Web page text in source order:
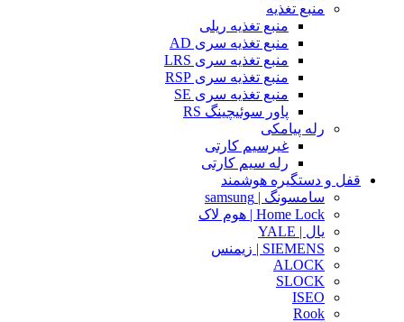
منبع تغذیه
منبع تغذیه ریلی
منبع تغذیه سری AD
منبع تغذیه سری LRS
منبع تغذیه سری RSP
منبع تغذیه سری SE
پاور سوئیچینگ RS
رله پیامکی
غیرسیم کارتی
رله سیم کارتی
قفل و دستگیره هوشمند
سامسونگ | samsung
Home Lock | هوم لاک
یال | YALE
SIEMENS | زیمنس
ALOCK
SLOCK
ISEO
Rook